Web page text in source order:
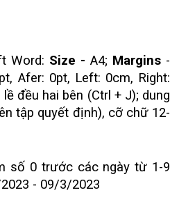
Word: Size - A4; Margins-
Afer: 0pt, Left: 0cm, Right:
lề đều hai bên (Ctrl + J); dung
tập quyết định), cỡ chữ 12-
số 0 trước các ngày từ 1-9
- 09/3/2023